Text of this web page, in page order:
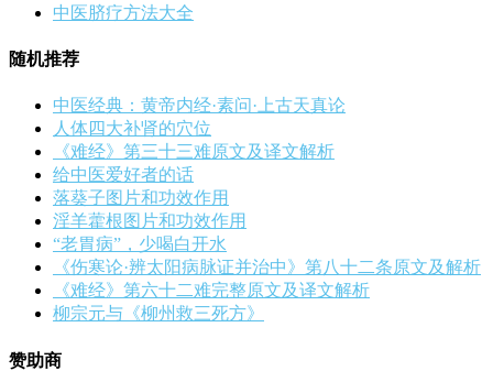
中医脐疗方法大全
随机推荐
中医经典：黄帝内经·素问·上古天真论
人体四大补肾的穴位
《难经》第三十三难原文及译文解析
给中医爱好者的话
落葵子图片和功效作用
淫羊藿根图片和功效作用
“老胃病”，少喝白开水
《伤寒论·辨太阳病脉证并治中》第八十二条原文及解析
《难经》第六十二难完整原文及译文解析
柳宗元与《柳州救三死方》
赞助商